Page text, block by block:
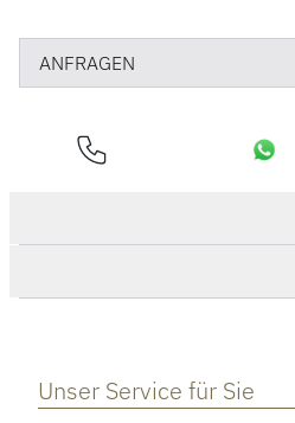
ANFRAGEN
Unser Service für Sie